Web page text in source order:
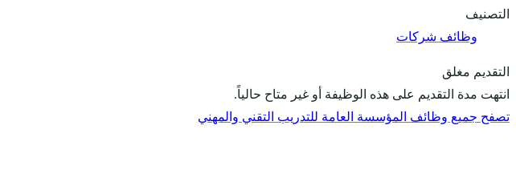
التصنيف
وظائف شركات
التقديم مغلق
انتهت مدة التقديم على هذه الوظيفة أو غير متاح حالياً.
تصفح جميع وظائف المؤسسة العامة للتدريب التقني والمهني